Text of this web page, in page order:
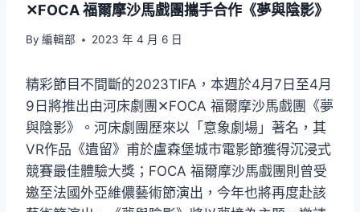
✕FOCA 福爾摩沙馬戲團攜手合作《夢與陰影》
By 編輯部 2023 年 4 月 6 日
精彩節目不間斷的2023TIFA，本週於4月7日至4月
9日將推出由河床劇團✕FOCA 福爾摩沙馬戲團《夢
與陰影》。河床劇團歷來以「意象劇場」著名，其
VR作品《遺留》甫於盧森堡城市電影節獲得沉浸式
競賽最佳體驗大獎；FOCA 福爾摩沙馬戲團則曾受
邀至法國外亞維儂藝術節演出，今年也將再度赴該